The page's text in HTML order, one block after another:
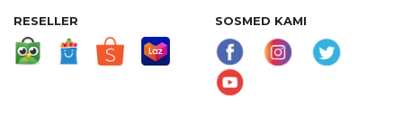
RESELLER SOSMED KAMI